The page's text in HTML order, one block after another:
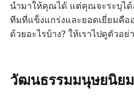
นำมาให้คุณได้ แต่คุณจะระบุได้
ทีมที่แข็งแกร่งและยอดเยี่ยมคือ
ด้วยอะไรบ้าง? ให้เราไปดูตัวอย่
วัฒนธรรมมนุษยนิยม